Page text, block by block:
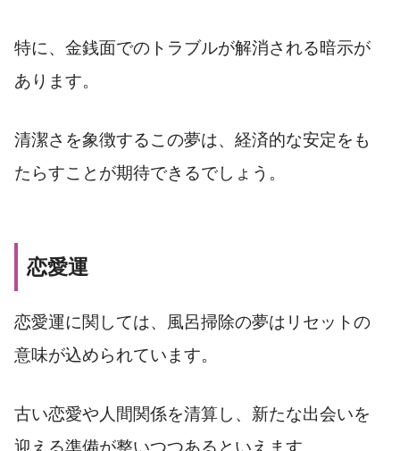
特に、金銭面でのトラブルが解消される暗示が
あります。
清潔さを象徴するこの夢は、経済的な安定をも
たらすことが期待できるでしょう。
恋愛運
恋愛運に関しては、風呂掃除の夢はリセットの
意味が込められています。
古い恋愛や人間関係を清算し、新たな出会いを
迎える準備が整いつつあるといえます。